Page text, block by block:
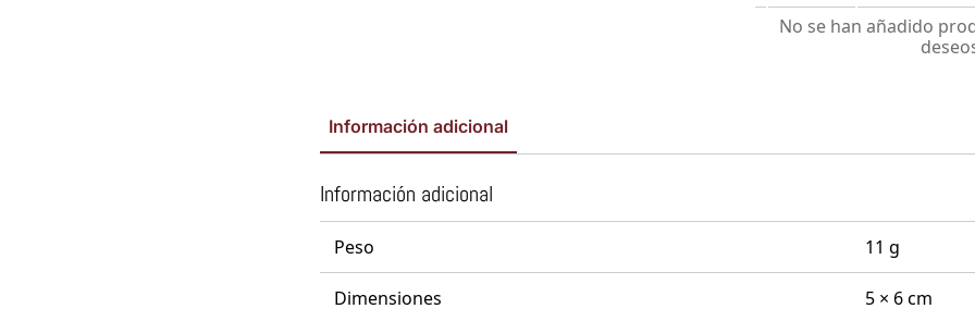
No se han añadido
Información adicional
Información adicional
Peso 11 g
Dimensiones 5 × 6 cm